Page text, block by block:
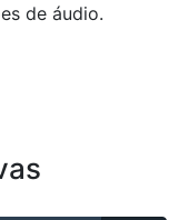
de áudio.